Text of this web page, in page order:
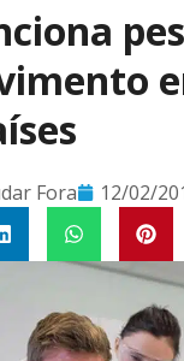
Fora 12/02/